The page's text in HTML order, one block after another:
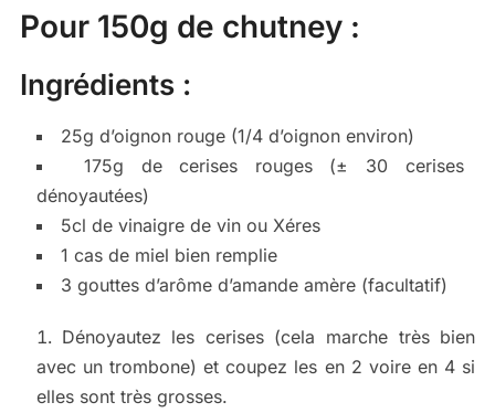
Pour 150g de chutney :
Ingrédients :
25g d’oignon rouge (1/4 d’oignon environ)
175g de cerises rouges (± 30 cerises
dénoyautées)
5cl de vinaigre de vin ou Xéres
1 cas de miel bien remplie
3 gouttes d’arôme d’amande amère (facultatif)
Dénoyautez les cerises (cela marche très bien
avec un trombone) et coupez les en 2 voire en 4 si
elles sont très grosses.